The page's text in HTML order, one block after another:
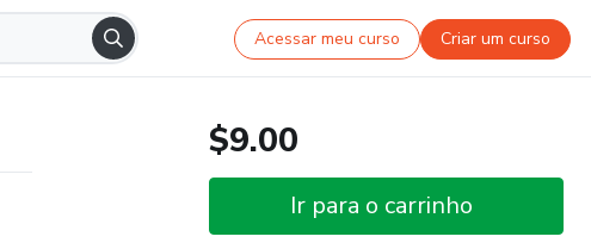
Acessar meu curso Criar um curso
$9.00
Ir para o carrinho